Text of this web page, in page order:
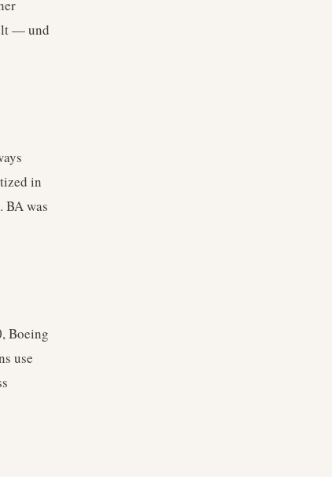
— und
in
BA was
Boeing
use